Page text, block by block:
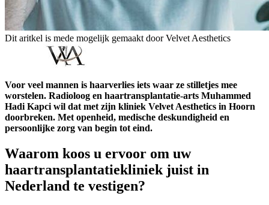
Dit aritkel is mede mogelijk gemaakt door Velvet Aesthetics
Voor veel mannen is haarverlies iets waar ze stilletjes mee
worstelen. Radioloog en haartransplantatie-arts Muhammed
Hadi Kapci wil dat met zijn kliniek Velvet Aesthetics in Hoorn
doorbreken. Met openheid, medische deskundigheid en
persoonlijke zorg van begin tot eind.
Waarom koos u ervoor om uw
haartransplantatiekliniek juist in
Nederland te vestigen?